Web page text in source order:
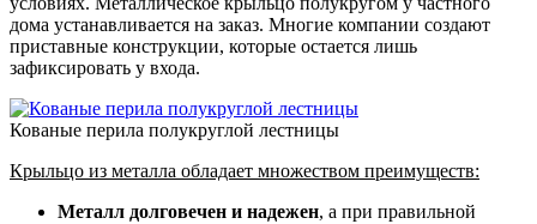
дома устанавливается на заказ. Многие компании создают
приставные конструкции, которые остается лишь
зафиксировать у входа.
Кованые перила полукруглой лестницы
Крыльцо из металла обладает множеством преимуществ:
Металл долговечен и надежен, а при правильной